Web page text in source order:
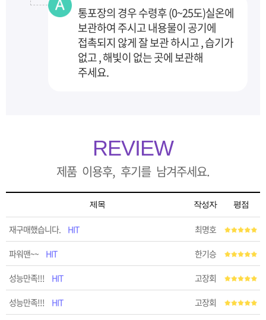
통포장의 경우 수령후 (0~25도)실온에
보관하여 주시고 내용물이 공기에
접촉되지 않게 잘 보관하시고 , 습기가
없고 , 해빛이 없는 곳에 보관해
주세요.
REVIEW
제품 이용후, 후기를 남겨주세요.
제목 작성자 평점
재구매했습니다. HIT 최명호
파워맨~~ HIT 한기승
성능만족!!! HIT 고장회
성능만족!!! HIT 고장회